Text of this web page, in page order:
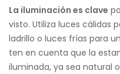
La iluminación es clave
visto. Utiliza luces cálidas
ladrillo o luces frías para
ten en cuenta que la
iluminada, ya sea natural